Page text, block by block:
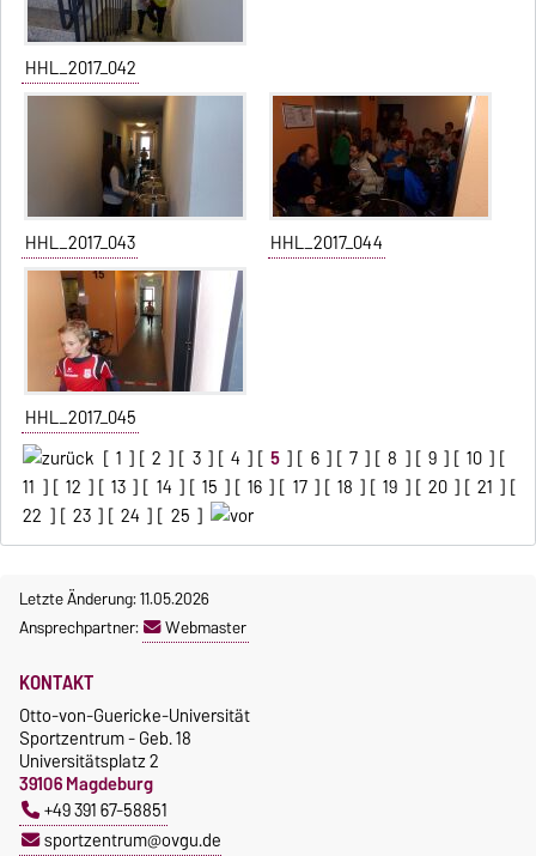
HHL_2017_042
HHL_2017_043 HHL_2017_044
HHL_2017_045
[ 1 ] [ 2 ] [ 3 ] [ 4 ] [ 5 ] [ 6 ] [ 7 ] [ 8 ] [ 9 ] [ 10 ] [
11 ] [ 12 ] [ 13 ] [ 14 ] [ 15 ] [ 16 ] [ 17 ] [ 18 ] [ 19 ] [ 20 ] [ 21 ] [
22 ] [ 23 ] [ 24 ] [ 25 ]
Letzte Änderung: 11.05.2026
Ansprechpartner:
Webmaster
KONTAKT
Otto-von-Guericke-Universität
Sportzentrum - Geb. 18
Universitätsplatz 2
39106 Magdeburg
+49 391 67-58851
sportzentrum@ovgu.de